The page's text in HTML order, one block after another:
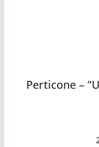
Perticone –